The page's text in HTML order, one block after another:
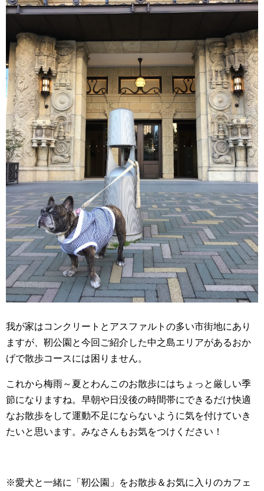
我が家はコンクリートとアスファルトの多い市街地にあり
ますが、靭公園と今回ご紹介した中之島エリアがあるおか
げで散歩コースには困りません。
これから梅雨～夏とわんこのお散歩にはちょっと厳しい季
節になりますね。早朝や日没後の時間帯にできるだけ快適
なお散歩をして運動不足にならないように気を付けていき
たいと思います。みなさんもお気をつけください！
※愛犬と一緒に「靭公園」をお散歩＆お気に入りのカフェ